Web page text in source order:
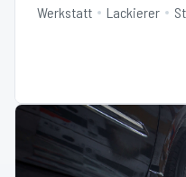
Werkstatt Lackierer